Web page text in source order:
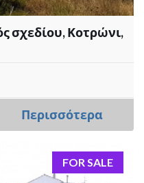
σχεδίου, Κοτρώνι,
Περισσότερα
FOR SALE